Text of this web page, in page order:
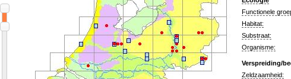
Functionele
Habitat:
Substraat:
Organisme:
Verspreiding/
Zeldzaamheid: